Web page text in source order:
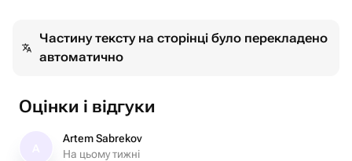
трясти и переворачивать.
•Мы рекомендуем делать заказ на время
был максимально свежим.
• Ягоды рекомендуем кушать сразу или хранить до 24
часов, убрав в холодильник (температура хранения+
Частину тексту на сторінці було перекладено
автоматично
Оцінки і відгуки
Artem Sabrekov
На цьому тижні